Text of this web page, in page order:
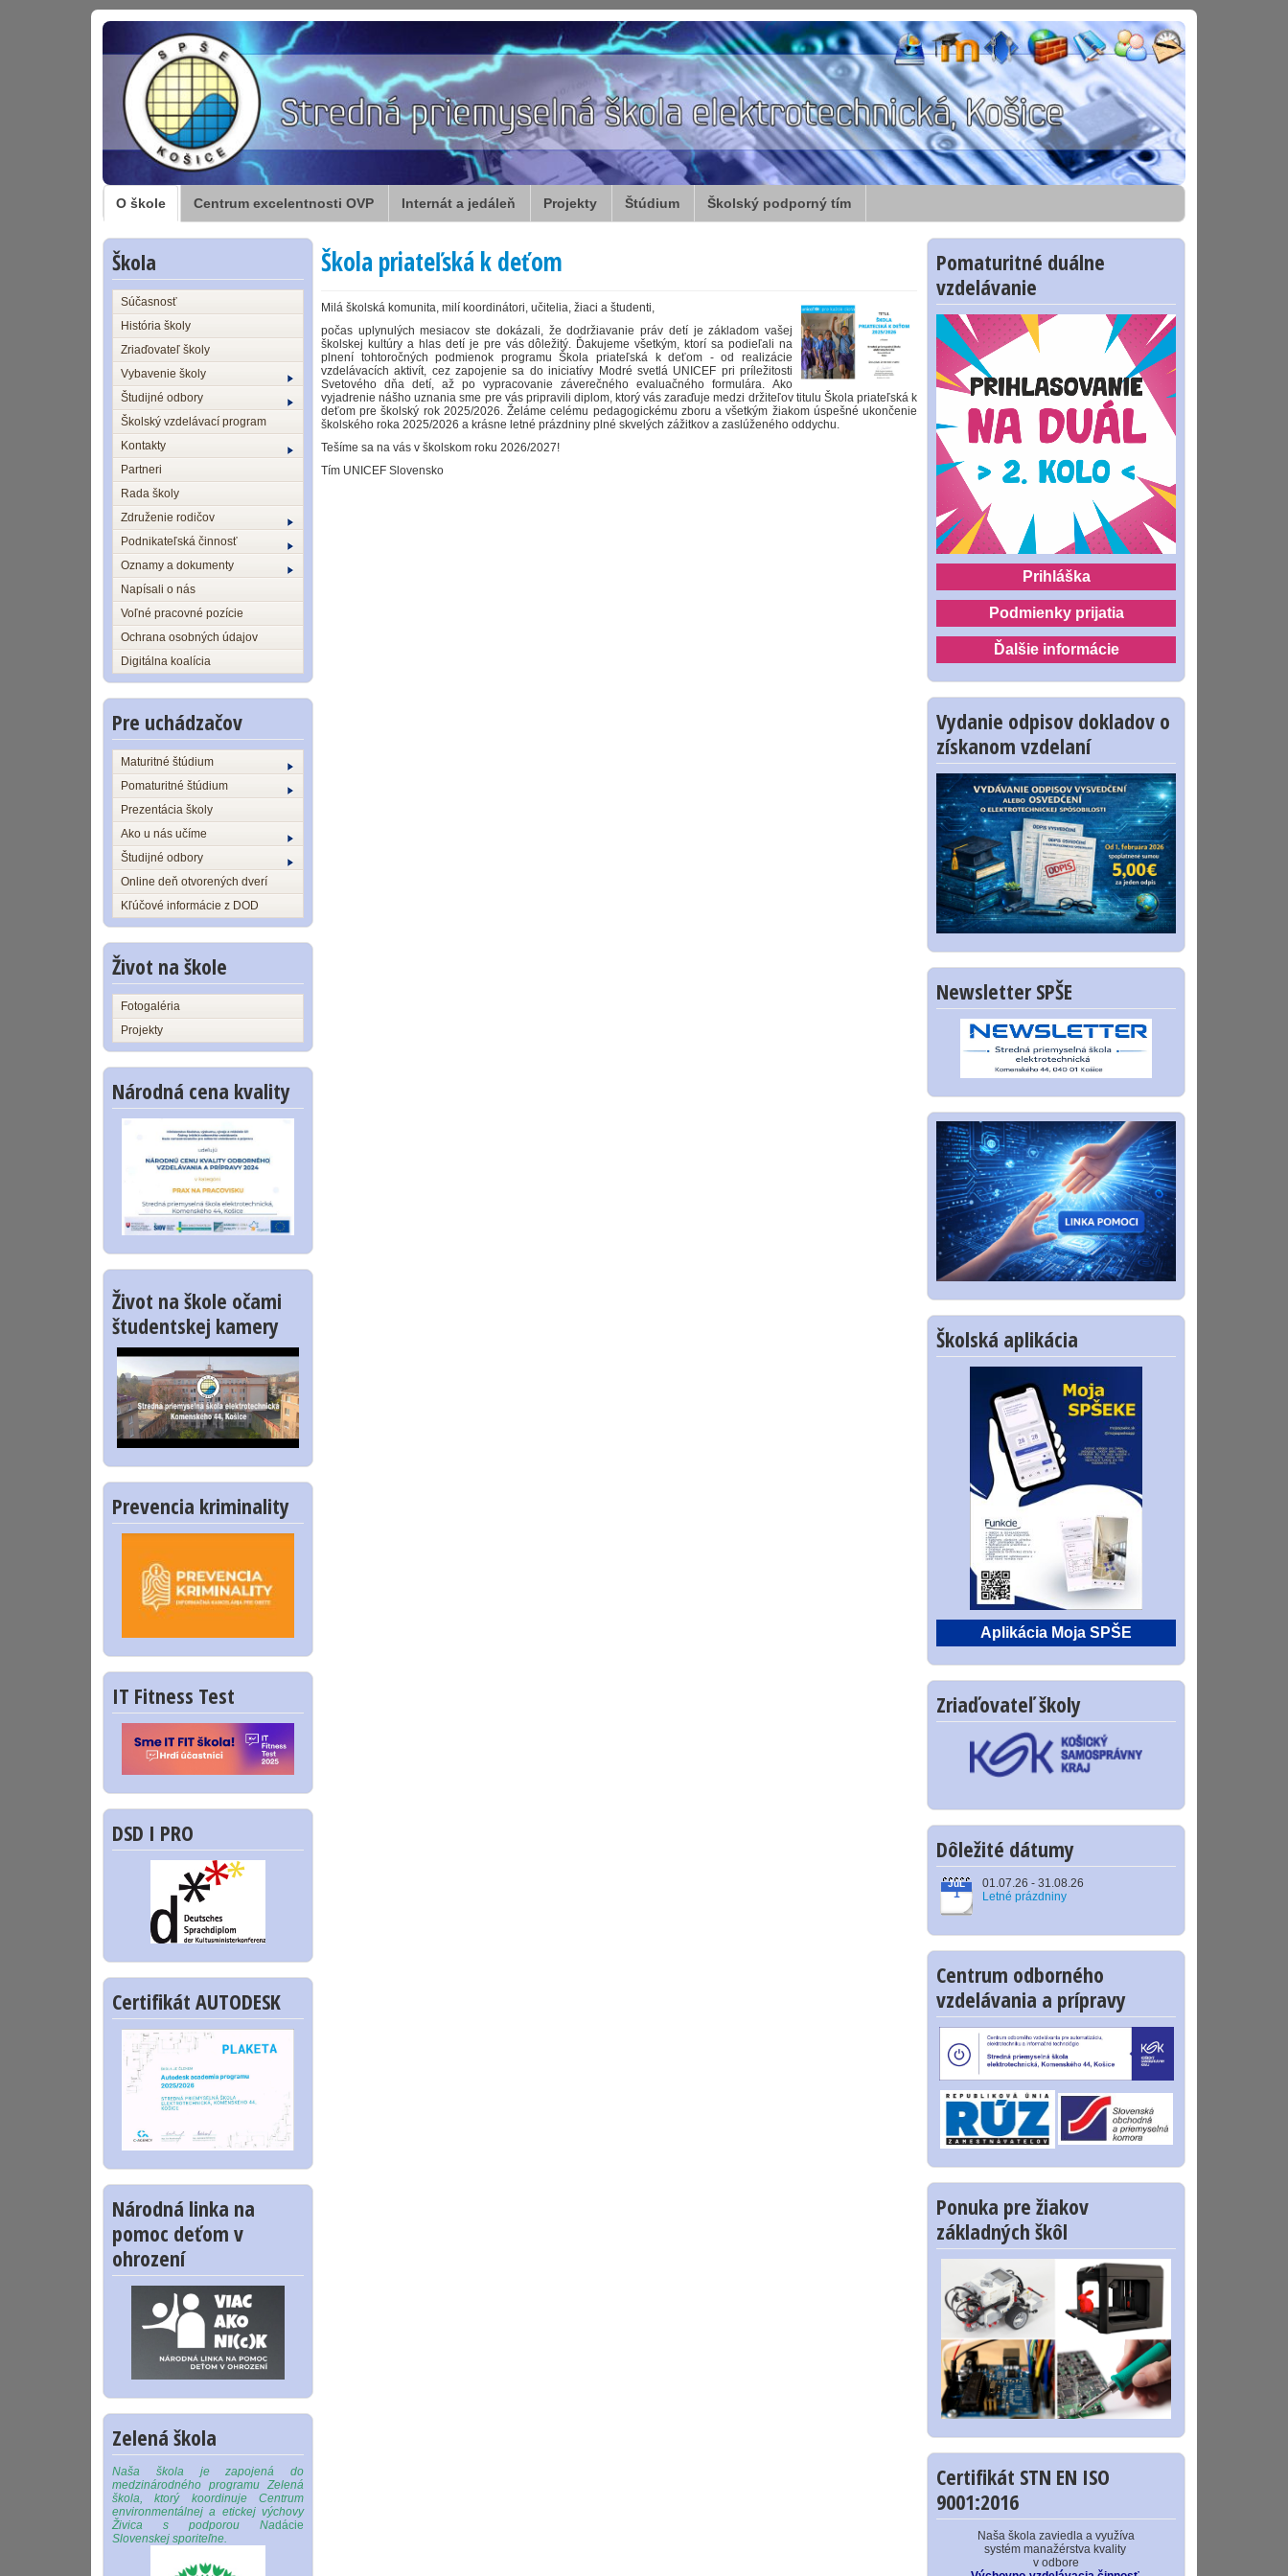
O škole Centrum excelentnosti OVP Internát a jedáleň Projekty Štúdium Školský podporný tím
Škola
Súčasnosť
História školy
Zriaďovateľ školy
Vybavenie školy
Študijné odbory
Školský vzdelávací program
Kontakty
Partneri
Rada školy
Združenie rodičov
Podnikateľská činnosť
Oznamy a dokumenty
Napísali o nás
Voľné pracovné pozície
Ochrana osobných údajov
Digitálna koalícia
Pre uchádzačov
Maturitné štúdium
Pomaturitné štúdium
Prezentácia školy
Ako u nás učíme
Študijné odbory
Online deň otvorených dverí
Kľúčové informácie z DOD
Život na škole
Fotogaléria
Projekty
Národná cena kvality
Život na škole očami
študentskej kamery
Prevencia kriminality
IT Fitness Test
DSD I PRO
Certifikát AUTODESK
Národná linka na
pomoc deťom v
ohrození
Zelená škola
Naša škola je zapojená do
medzinárodného programu Zelená
škola, ktorý koordinuje Centrum
environmentálnej a etickej výchovy
Živica s podporou Nadácie
Slovenskej sporiteľne.
Škola priateľská k deťom
Milá školská komunita, milí koordinátori, učitelia, žiaci a študenti,
počas uplynulých mesiacov ste dokázali, že dodržiavanie práv detí je základom vašej
školskej kultúry a hlas detí je pre vás dôležitý. Ďakujeme všetkým, ktorí sa podieľali na
plnení tohtoročných podmienok programu Škola priateľská k deťom - od realizácie
vzdelávacích aktivít, cez zapojenie sa do iniciatívy Modré svetlá UNICEF pri príležitosti
Svetového dňa detí, až po vypracovanie záverečného evaluačného formulára. Ako
vyjadrenie nášho uznania sme pre vás pripravili diplom, ktorý vás zaraďuje medzi držiteľov titulu Škola priateľská k
deťom pre školský rok 2025/2026. Želáme celému pedagogickému zboru a všetkým žiakom úspešné ukončenie
školského roka 2025/2026 a krásne letné prázdniny plné skvelých zážitkov a zaslúženého oddychu.
Tešíme sa na vás v školskom roku 2026/2027!
Tím UNICEF Slovensko
Pomaturitné duálne
vzdelávanie
Prihláška
Podmienky prijatia
Ďalšie informácie
Vydanie odpisov dokladov o
získanom vzdelaní
Newsletter SPŠE
Školská aplikácia
Aplikácia Moja SPŠE
Zriaďovateľ školy
Dôležité dátumy
JúL
1
01.07.26 - 31.08.26
Letné prázdniny
Centrum odborného
vzdelávania a prípravy
Ponuka pre žiakov
základných škôl
Certifikát STN EN ISO
9001:2016
Naša škola zaviedla a využíva
systém manažérstva kvality
v odbore